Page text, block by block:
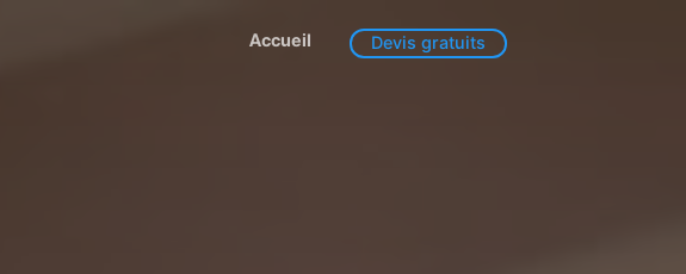
Accueil Devis gratuits